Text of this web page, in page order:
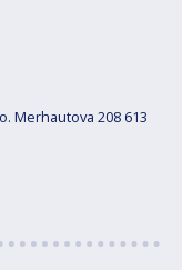
Merhautova 208 613